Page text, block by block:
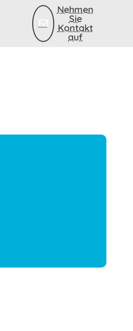
Nehmen
Sie
Kontakt
auf